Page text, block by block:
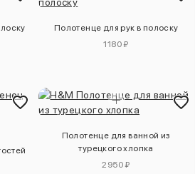
Полотенце для рук в полоску
1180 ₽
Полотенце для ванной из
турецкого хлопка
2950 ₽